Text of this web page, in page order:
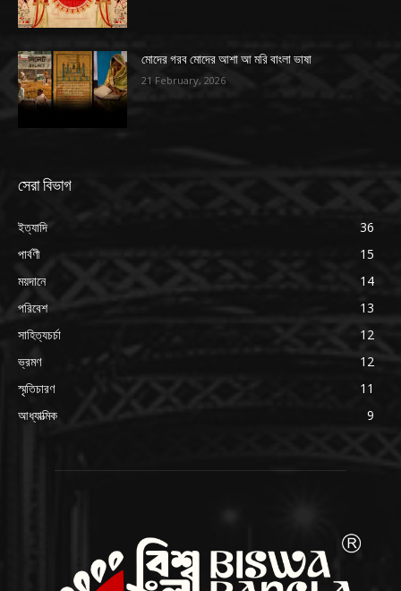
মোদের গরব মোদের আশা আ মরি বাংলা ভাষা
21 February, 2026
সেরা বিভাগ
ইত্যাদি
36
পার্বণী
15
ময়দানে
14
পরিবেশ
13
সাহিত্যচর্চা
12
ভ্রমণ
12
স্মৃতিচারণ
11
আধ্যাত্মিক
9